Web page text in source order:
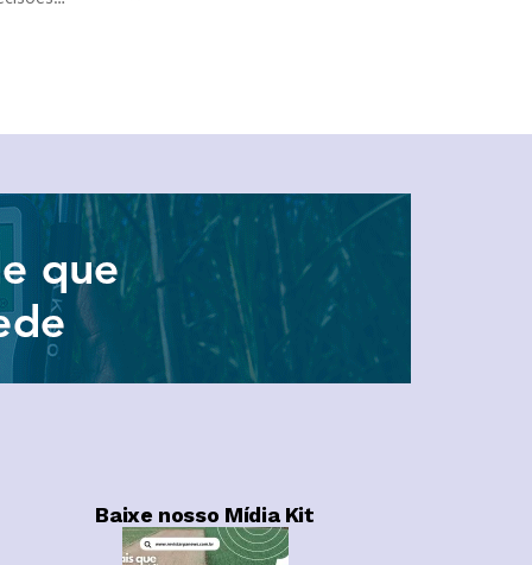
Baixe nosso Mídia Kit